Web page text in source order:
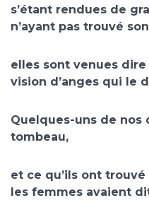
s’étant rendues de
n’ayant pas trouvé
elles sont venues
vision d’anges qui le
Quelques-uns de nos
tombeau,
et ce qu’ils ont
les femmes avaient